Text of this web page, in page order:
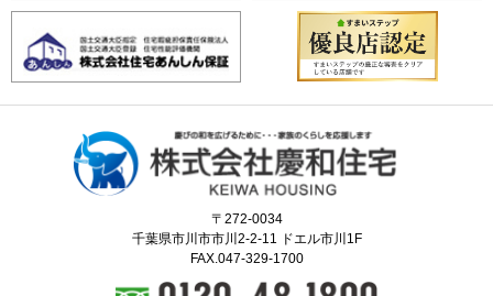
〒272-0034
千葉県市川市市川2-2-11 ドエル市川1F
FAX.047-329-1700